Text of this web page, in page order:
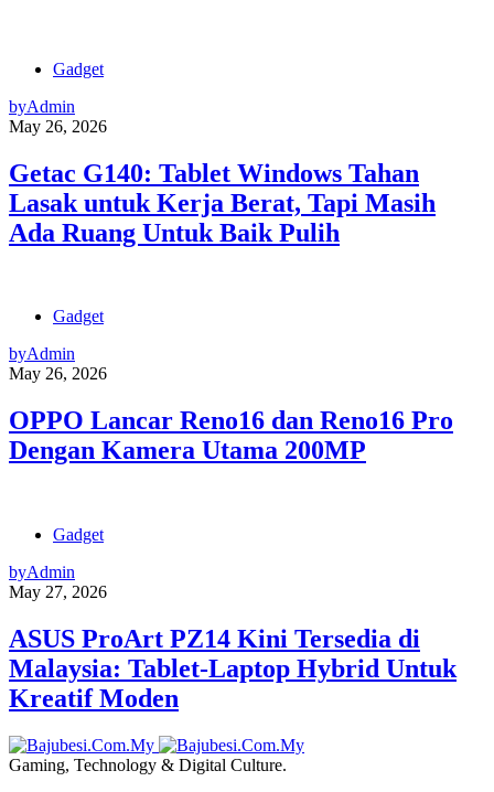
Gadget
byAdmin
May 26, 2026
Getac G140: Tablet Windows Tahan
Lasak untuk Kerja Berat, Tapi Masih
Ada Ruang Untuk Baik Pulih
Gadget
byAdmin
May 26, 2026
OPPO Lancar Reno16 dan Reno16 Pro
Dengan Kamera Utama 200MP
Gadget
byAdmin
May 27, 2026
ASUS ProArt PZ14 Kini Tersedia di
Malaysia: Tablet-Laptop Hybrid Untuk
Kreatif Moden
Gaming, Technology & Digital Culture.